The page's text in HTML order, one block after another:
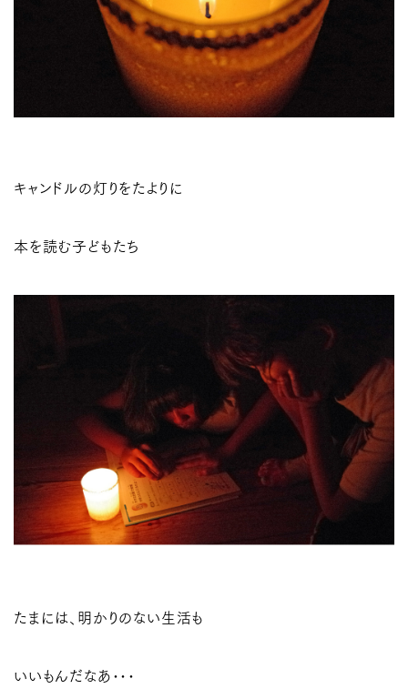
キャンドルの灯りをたよりに
本を読む子どもたち
たまには、明かりのない生活も
いいもんだなあ･･･